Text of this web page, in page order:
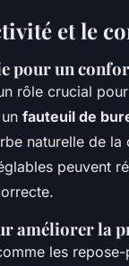
et le
pour un
rôle crucial
fauteuil de
naturelle de
peuvent
améliorer la
les